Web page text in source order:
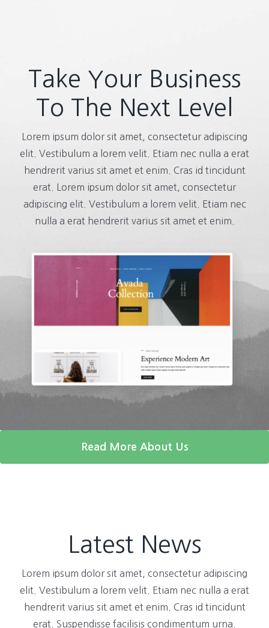
Take Your Business
To The Next Level
Lorem ipsum dolor sit amet, consectetur adipiscing
elit. Vestibulum a lorem velit. Etiam nec nulla a erat
hendrerit varius sit amet et enim. Cras id tincidunt
erat. Lorem ipsum dolor sit amet, consectetur
adipiscing elit. Vestibulum a lorem velit. Etiam nec
nulla a erat hendrerit varius sit amet et enim.
Read More About Us
Latest News
Lorem ipsum dolor sit amet, consectetur adipiscing
elit. Vestibulum a lorem velit. Etiam nec nulla a erat
hendrerit varius sit amet et enim. Cras id tincidunt
erat. Suspendisse facilisis condimentum urna.